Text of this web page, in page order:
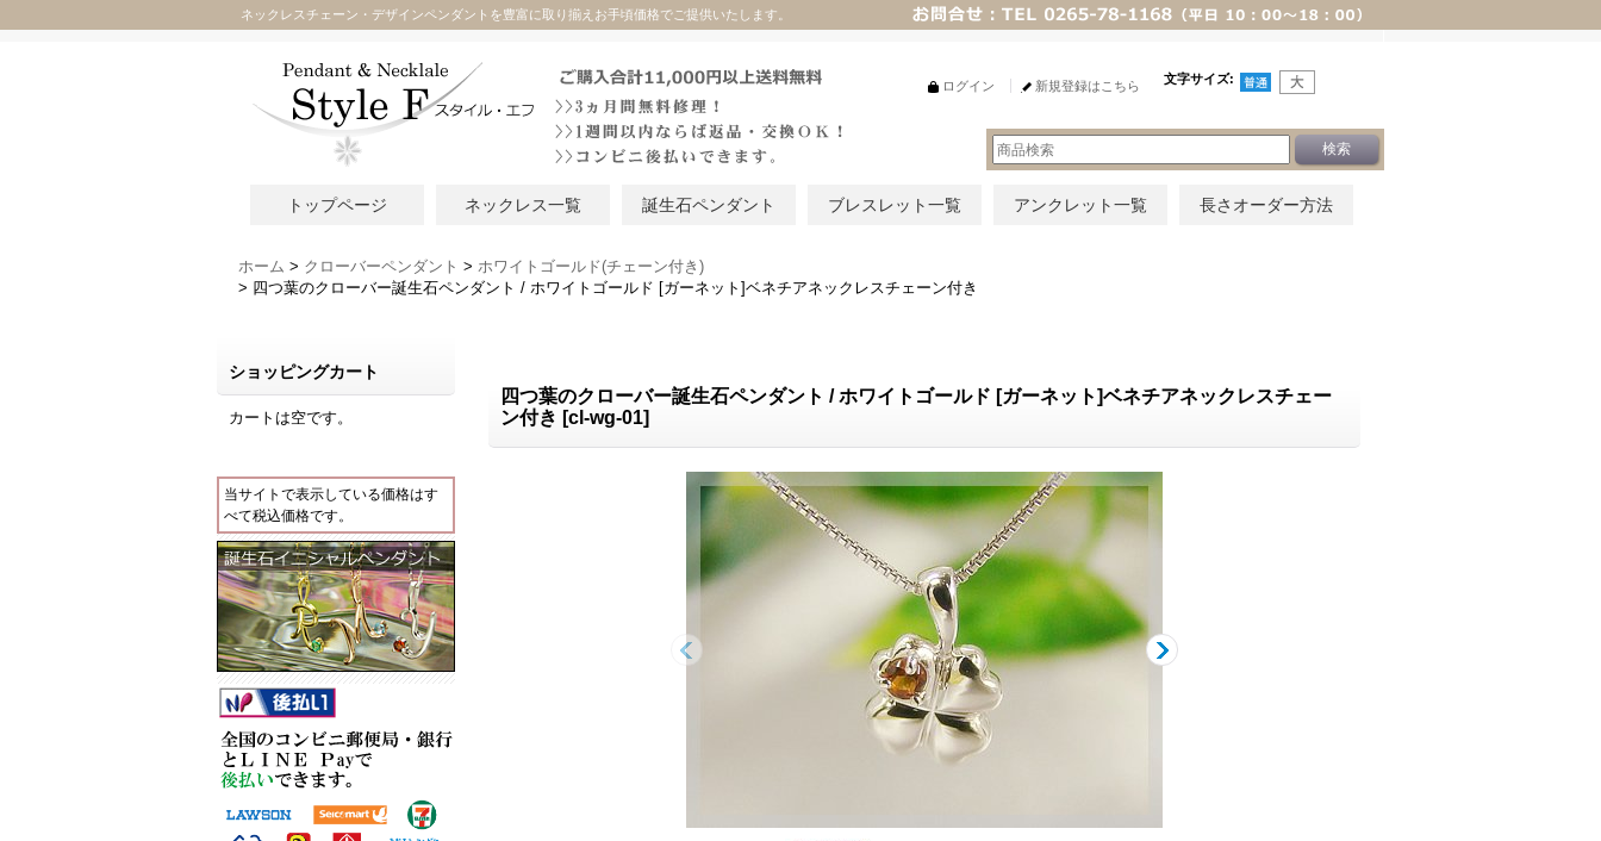
ネックレスチェーン・デザインペンダントを豊富に取り揃えお手頃価格でご提供いたします。
文字サイズ:
ログイン 新規登録はこちら
トップページ ネックレス一覧 誕生石ペンダント ブレスレット一覧 アンクレット一覧 長さオーダー方法
ホーム > クローバーペンダント > ホワイトゴールド(チェーン付き)
> 四つ葉のクローバー誕生石ペンダント / ホワイトゴールド [ガーネット]ベネチアネックレスチェーン付き
ショッピングカート
カートは空です。
当サイトで表示している価格はす
べて税込価格です。
四つ葉のクローバー誕生石ペンダント / ホワイトゴールド [ガーネット]ベネチアネックレスチェー
ン付き [cl-wg-01]